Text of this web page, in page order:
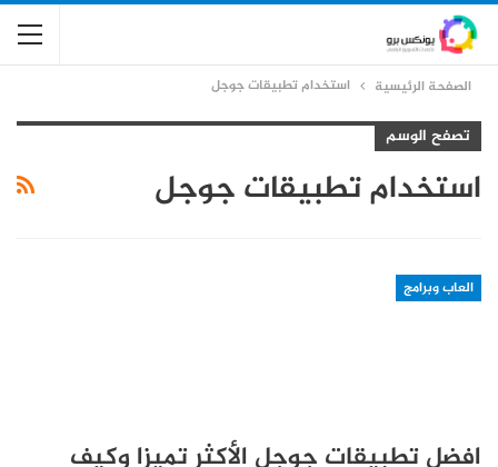
الصفحة الرئيسية استخدام تطبيقات جوجل
تصفح الوسم
استخدام تطبيقات جوجل
العاب وبرامج
افضل تطبيقات جوجل الأكثر تميزا وكيف